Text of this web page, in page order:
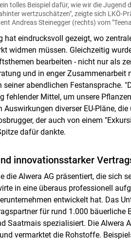
tolles Beispiel dafür, wie wir die
wertzuschätzen", zeigte sich LKÖ-
Andreas Steinegger (rechts) vom
hat eindrucksvoll gezeigt, wo
widmen müssen. Gleichzeitig
bearbeiten - nicht nur als
und in enger Zusammenarbeit
seiner abendlichen Festansprache.
fehlender Mittel, um unsere
Auswirkungen diverser EU-Pläne,
der auch von einem
dafür dankte.
innovationsstarker
die Alwera AG präsentiert, die sich
in eine überaus professionell
entwickelt hat. Das
für rund 1.000
Saatmais spezialisiert. Die Alwera
vermarktet die Rohstoffe.